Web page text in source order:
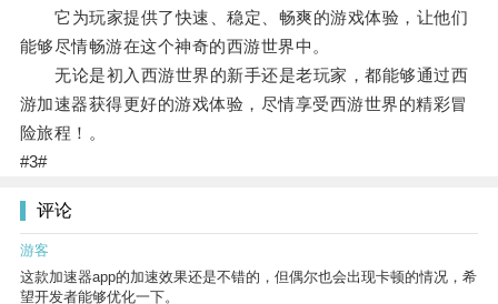
它为玩家提供了快速、稳定、畅爽的游戏体验，让他们
能够尽情畅游在这个神奇的西游世界中。
无论是初入西游世界的新手还是老玩家，都能够通过西
游加速器获得更好的游戏体验，尽情享受西游世界的精彩冒
险旅程！。
#3#
评论
游客
这款加速器app的加速效果还是不错的，但偶尔也会出现卡顿的情况，希
望开发者能够优化一下。